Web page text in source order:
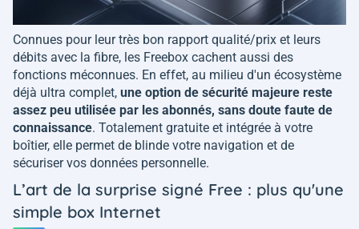
Connues pour leur très bon rapport qualité/prix et leurs
débits avec la fibre, les Freebox cachent aussi des
fonctions méconnues. En effet, au milieu d'un écosystème
déjà ultra complet, une option de sécurité majeure reste
assez peu utilisée par les abonnés, sans doute faute de
connaissance. Totalement gratuite et intégrée à votre
boîtier, elle permet de blinde votre navigation et de
sécuriser vos données personnelle.
L’art de la surprise signé Free : plus qu'une
simple box Internet